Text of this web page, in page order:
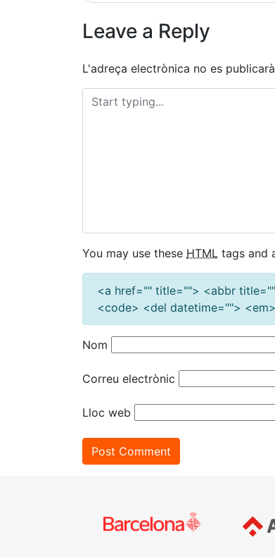
Navegació
d'entrades
Leave a Reply
L'adreça electrònica no es
You may use these HTML tags and
<a href="" title=""> <abbr
<code> <del datetime="">
Nom
Correu electrònic
Lloc web